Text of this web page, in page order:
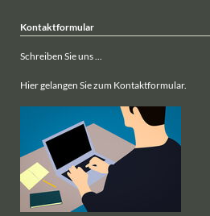
Kontaktformular
Schreiben Sie uns ...
Hier gelangen Sie zum Kontaktformular.